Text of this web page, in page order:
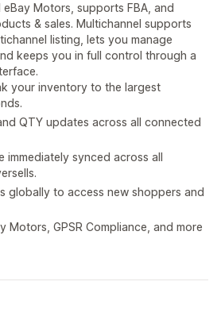
eBay Motors, supports FBA, and
& sales. Multichannel supports
listing, lets you manage
keeps you in full control through a
your inventory to the largest
QTY updates across all connected
synced across all
globally to access new shoppers and
Motors, GPSR Compliance, and more